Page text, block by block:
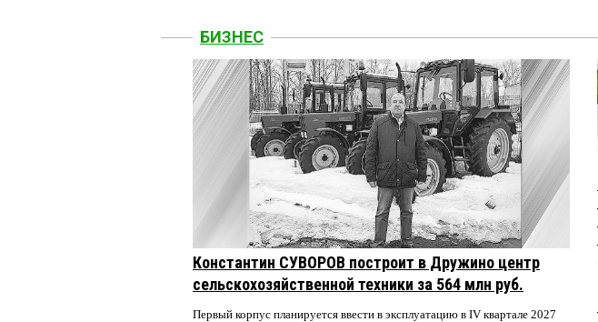
БИЗНЕС
Константин СУВОРОВ построит в Дружино центр
сельскохозяйственной техники за 564 млн руб.
Первый корпус планируется ввести в эксплуатацию в IV квартале 2027